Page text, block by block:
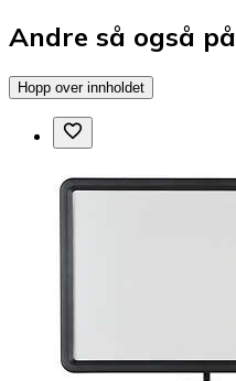
Andre så også på
Hopp over innholdet